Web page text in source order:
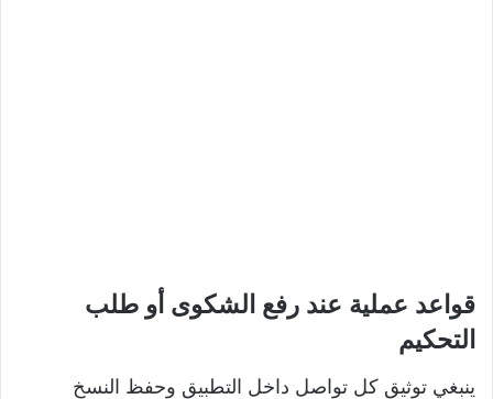
قواعد عملية عند رفع الشكوى أو طلب
التحكيم
ينبغي توثيق كل تواصل داخل التطبيق وحفظ النسخ